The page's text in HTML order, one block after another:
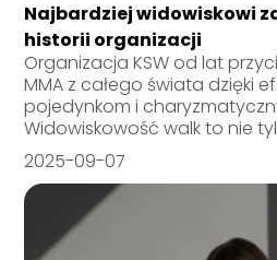
Najbardziej widowiskowi
historii organizacji
Organizacja KSW od lat
MMA z całego świata dzięki
pojedynkom i
Widowiskowość walk to nie
2025-09-07